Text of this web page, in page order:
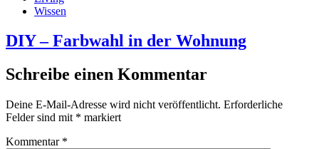
Wissen
DIY – Farbwahl in der Wohnung
Schreibe einen Kommentar
Deine E-Mail-Adresse wird nicht veröffentlicht. Erforderliche
Felder sind mit * markiert
Kommentar *